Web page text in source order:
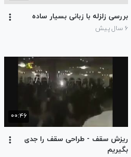
بررسی زلزله با زبانی بسیار ساده
۶ سال پیش
۰۰:۴۶
ریزش سقف - طراحی سقف را جدی
بگیریم